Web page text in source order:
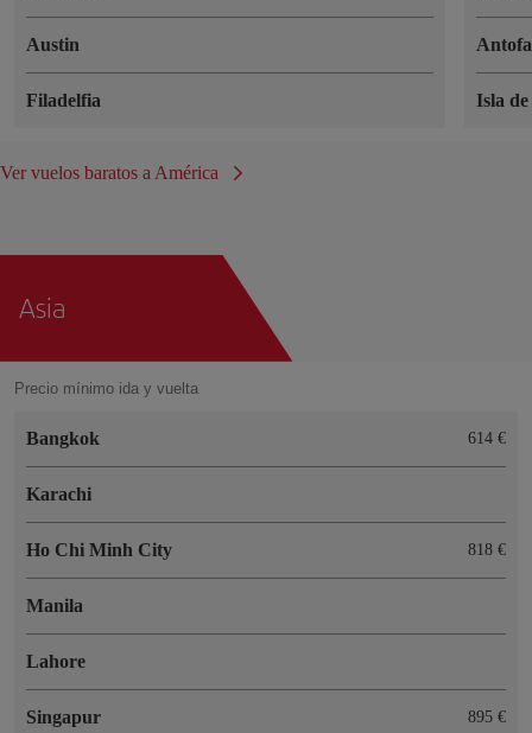
Austin
Filadelfia Isla de
Ver vuelos baratos a América
Asia
Precio mínimo ida y vuelta
Bangkok 614 €
Karachi
Ho Chi Minh City 818 €
Manila
Lahore
Singapur 895 €